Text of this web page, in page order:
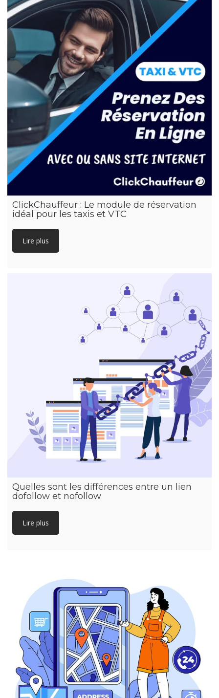
ClickChauffeur : Le module de réservation
idéal pour les taxis et VTC
Lire plus
Quelles sont les différences entre un lien
dofollow et nofollow
Lire plus